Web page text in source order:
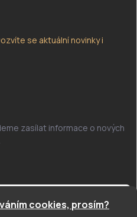
cookies, prosím?
se aktuální novinky i
zasílat informace o nových